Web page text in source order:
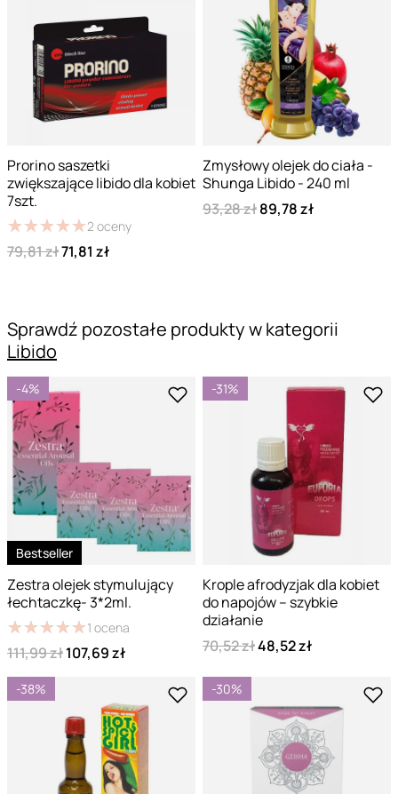
Prorino saszetki
zwiększające libido dla kobiet
7szt.
★★★★★
★★★★★2 oceny
79,81 zł71,81 zł
Zmysłowy olejek do ciała -
Shunga Libido - 240 ml
93,28 zł89,78 zł
Sprawdź pozostałe produkty w kategorii
Libido
-4%
Bestseller
Zestra olejek stymulujący
łechtaczkę- 3*2ml.
★★★★★
★★★★★1 ocena
111,99 zł107,69 zł
-31%
Krople afrodyzjak dla kobiet
do napojów – szybkie
działanie
70,52 zł48,52 zł
-38% -30%